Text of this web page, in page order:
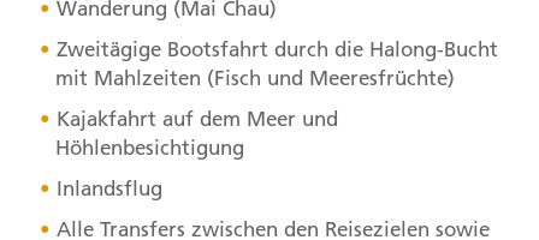
Wanderung (Mai Chau)
Zweitägige Bootsfahrt durch die Halong-Bucht
mit Mahlzeiten (Fisch und Meeresfrüchte)
Kajakfahrt auf dem Meer und
Höhlenbesichtigung
Inlandsflug
Alle Transfers zwischen den Reisezielen sowie